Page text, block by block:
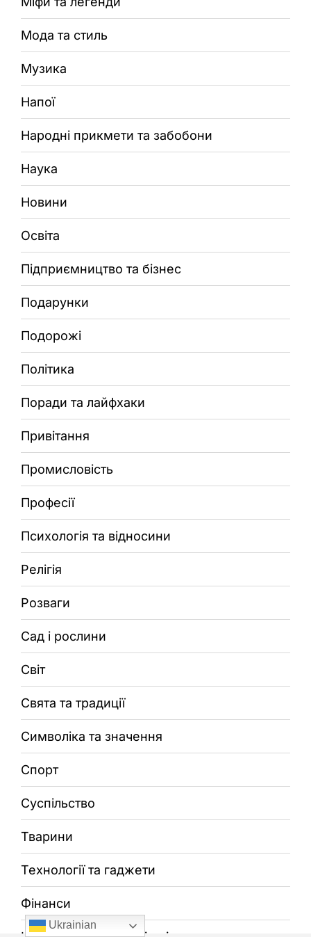
Мода та стиль
Музика
Напої
Народні прикмети та забобони
Наука
Новини
Освіта
Підприємництво та бізнес
Подарунки
Подорожі
Політика
Поради та лайфхаки
Привітання
Промисловість
Професії
Психологія та відносини
Релігія
Розваги
Сад і рослини
Світ
Свята та традиції
Символіка та значення
Спорт
Суспільство
Тварини
Технології та гаджети
Фінанси
Ukrainian